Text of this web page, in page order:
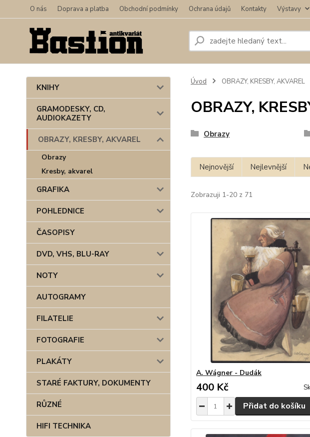
O nás Doprava a platba Obchodní podmínky Ochrana údajů Kontakty Výstavy
KNIHY
GRAMODESKY, CD,
AUDIOKAZETY
OBRAZY, KRESBY, AKVAREL
Obrazy
Kresby, akvarel
GRAFIKA
POHLEDNICE
ČASOPISY
DVD, VHS, BLU-RAY
NOTY
AUTOGRAMY
FILATELIE
FOTOGRAFIE
PLAKÁTY
STARÉ FAKTURY, DOKUMENTY
RŮZNÉ
HIFI TECHNIKA
Úvod OBRAZY, KRESBY, AKVAREL
OBRAZY,
Obrazy
Nejnovější Nejlevnější
Zobrazuji 1-20 z 71
A. Wágner - Dudák
400 Kč
Přidat do košíku